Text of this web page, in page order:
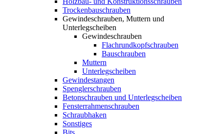
Trockenbauschrauben
Gewindeschrauben, Muttern und
Unterlegscheiben
Gewindeschrauben
Flachrundkopfschrauben
Bauschrauben
Muttern
Unterlegscheiben
Gewindestangen
Spenglerschrauben
Betonschrauben und Unterlegscheiben
Fensterrahmenschrauben
Schraubhaken
Sonstiges